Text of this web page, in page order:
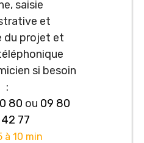
saisie
et
du projet et
si besoin
:
80 ou 09 80
77
à 10 min